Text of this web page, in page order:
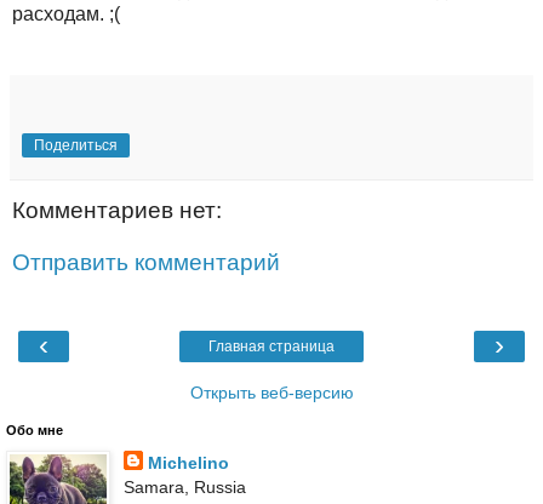
расходам. ;(
Поделиться
Комментариев нет:
Отправить комментарий
‹ ›
Главная страница
Открыть веб-версию
Обо мне
Michelino
Samara, Russia